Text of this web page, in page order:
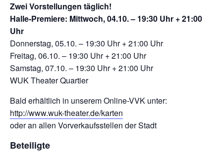
Zwei Vorstellungen täglich!
Halle-Premiere: Mittwoch, 04.10. – 19:30 Uhr + 21:00
Uhr
Donnerstag, 05.10. – 19:30 Uhr + 21:00 Uhr
Freitag, 06.10. – 19:30 Uhr + 21:00 Uhr
Samstag, 07.10. – 19:30 Uhr + 21:00 Uhr
WUK Theater Quartier
Bald erhältlich in unserem Online-VVK unter:
http://www.wuk-theater.de/karten
oder an allen Vorverkaufsstellen der Stadt
Beteiligte